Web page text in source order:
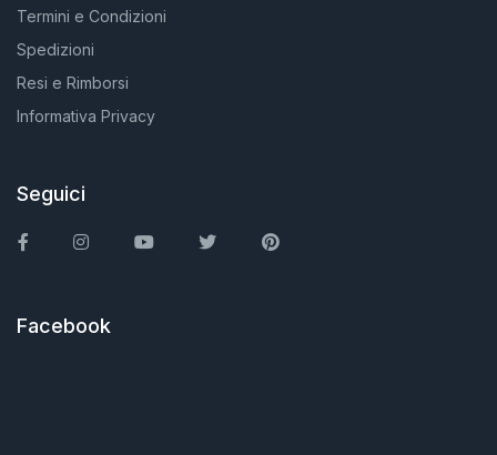
Termini e Condizioni
Spedizioni
Resi e Rimborsi
Informativa Privacy
Seguici
FacebookInstagramYou TubeTwitter Pinterest
Facebook